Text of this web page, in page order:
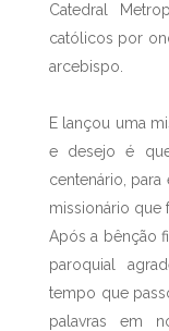
Catedral
católicos por
arcebispo.
E lançou uma
e desejo é
centenário,
missionário que
Após a bênção
paroquial
tempo que
palavras em